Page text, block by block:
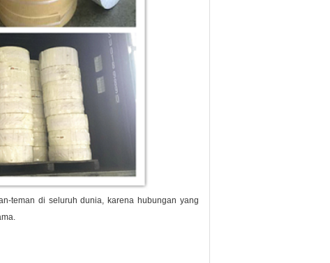
teman di seluruh dunia, karena hubungan yang